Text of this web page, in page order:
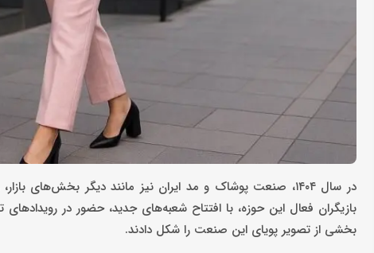
در سال ۱۴۰۴، صنعت پوشاک و مد ایران نیز مانند دیگر
بازیگران فعال این حوزه، با افتتاح شعبه‌های جدید، حضور در
بخشی از تصویر پویای این صنعت را شکل دادند.